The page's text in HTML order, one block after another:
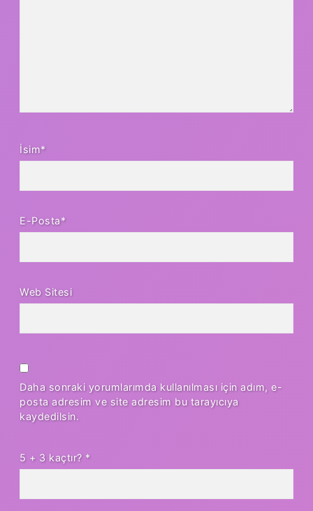
İsim*
E-Posta*
Web Sitesi
Daha sonraki yorumlarımda kullanılması için adım, e-
posta adresim ve site adresim bu tarayıcıya
kaydedilsin.
5 + 3 kaçtır? *